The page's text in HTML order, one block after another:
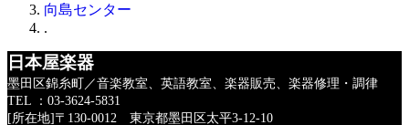
向島センター
.
日本屋楽器
墨田区錦糸町／音楽教室、英語教室、楽器販売、楽器修理・調律
TEL ：03-3624-5831
[所在地]〒130-0012 東京都墨田区太平3-12-10